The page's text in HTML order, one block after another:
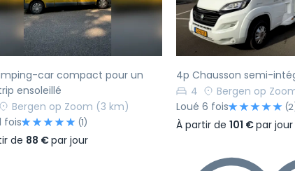
car compact pour un
ensoleillé
Bergen op Zoom (3 km)
fois
(1)
de 88 €par jour
4p Chausson semi-
4
Bergen op
Loué 6 fois
À partir de 101 €par jour